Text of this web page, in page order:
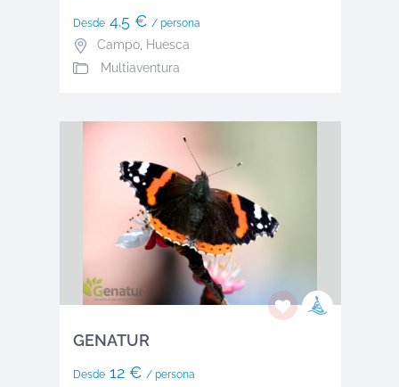
Desde4.5 € / persona
Campo, Huesca
Multiaventura
GENATUR
Desde12 € / persona